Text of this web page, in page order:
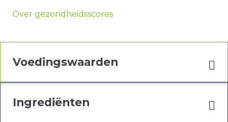
Over gezondheidsscores
Voedingswaarden
Ingrediënten